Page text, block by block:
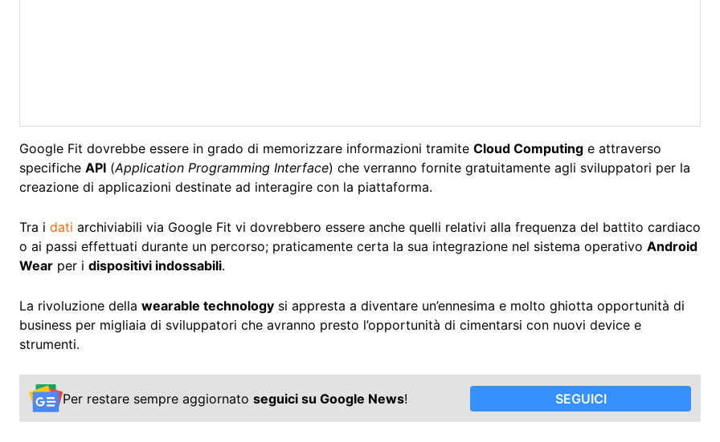
Google Fit dovrebbe essere in grado di memorizzare informazioni tramite Cloud Computing e attraverso
specifiche API (Application Programming Interface) che verranno fornite gratuitamente agli sviluppatori per la
creazione di applicazioni destinate ad interagire con la piattaforma.
Tra i dati archiviabili via Google Fit vi dovrebbero essere anche quelli relativi alla frequenza del battito cardiaco
o ai passi effettuati durante un percorso; praticamente certa la sua integrazione nel sistema operativo Android
Wear per i dispositivi indossabili.
La rivoluzione della wearable technology si appresta a diventare un’ennesima e molto ghiotta opportunità di
business per migliaia di sviluppatori che avranno presto l’opportunità di cimentarsi con nuovi device e
strumenti.
Per restare sempre aggiornato seguici su Google News! SEGUICI